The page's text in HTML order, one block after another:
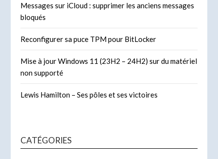
Messages sur iCloud : supprimer les anciens messages
bloqués
Reconfigurer sa puce TPM pour BitLocker
Mise à jour Windows 11 (23H2 – 24H2) sur du matériel
non supporté
Lewis Hamilton – Ses pôles et ses victoires
CATÉGORIES